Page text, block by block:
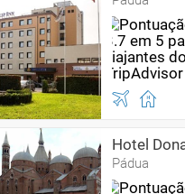
Hotel
Pádua